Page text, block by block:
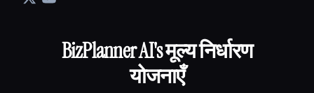
BizPlanner AI's मूल्य निर्धारण
योजनाएँ